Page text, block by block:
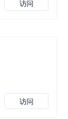
访问
访问